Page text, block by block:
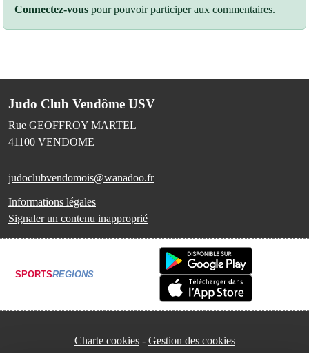
Connectez-vous pour pouvoir participer aux commentaires.
Judo Club Vendôme USV
Rue GEOFFROY MARTEL
41100 VENDOME
judoclubvendomois@wanadoo.fr
Informations légales
Signaler un contenu inapproprié
SPORTSREGIONS
Charte cookies Gestion des cookies